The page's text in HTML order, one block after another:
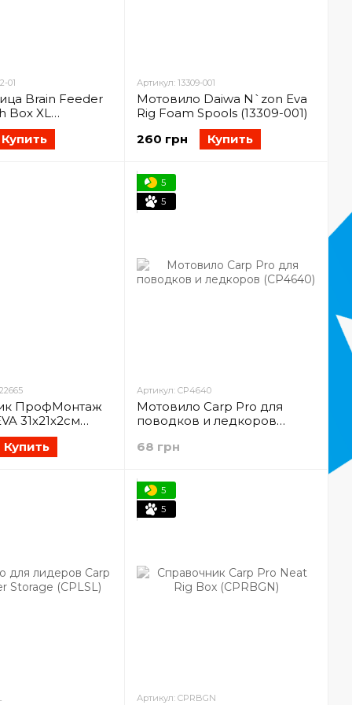
01
Brain Feeder
Box XL
(1858-32-01)
Купить
Артикул: 13309-001
Мотовило Daiwa N`zon Eva
Rig Foam Spools (13309-001)
260 грн
Купить
ПрофМонтаж
31х21х2см
Купить
5
5
Артикул: CP4640
Мотовило Carp Pro для
поводков и ледкоров
68 грн
5
5
Артикул: CPRBGN